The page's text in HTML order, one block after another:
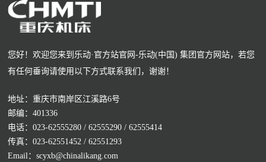
您好！欢迎您来到乐动·官方站官网-乐动(中国) 集团官方网站，若您
有任何垂询请使用以下方式联系我们，谢谢！
地址：重庆市南岸区江溪路6号
邮编：401336
电话：023-62555280 / 62555290 / 62555414
传真：023-62551452 / 62551293
Email：scyxb@chinalikang.com